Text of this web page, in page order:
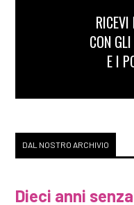
RICEVI
CON
E I
DAL NOSTRO ARCHIVIO
Dieci anni